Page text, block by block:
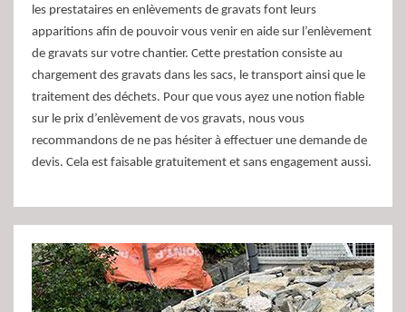
les prestataires en enlèvements de gravats font leurs
apparitions afin de pouvoir vous venir en aide sur l’enlèvement
de gravats sur votre chantier. Cette prestation consiste au
chargement des gravats dans les sacs, le transport ainsi que le
traitement des déchets. Pour que vous ayez une notion fiable
sur le prix d’enlèvement de vos gravats, nous vous
recommandons de ne pas hésiter à effectuer une demande de
devis. Cela est faisable gratuitement et sans engagement aussi.